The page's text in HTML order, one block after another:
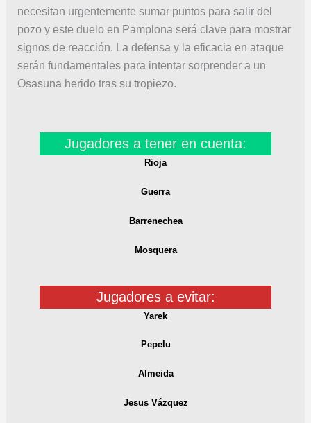
necesitan urgentemente sumar puntos para salir del
pozo y este duelo en Pamplona será clave para mostrar
signos de reacción. La defensa y la eficacia en ataque
serán fundamentales para intentar sorprender a un
Osasuna herido tras su tropiezo.
Jugadores a tener en cuenta:
Rioja
Guerra
Barrenechea
Mosquera
Jugadores a evitar:
Yarek
Pepelu
Almeida
Jesus Vázquez